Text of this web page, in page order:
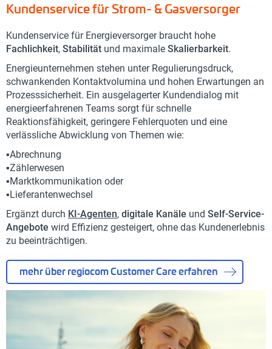
Kundenservice für Strom- & Gasversorger
Kundenservice für Energieversorger braucht hohe
Fachlichkeit, Stabilität und maximale Skalierbarkeit.
Energieunternehmen stehen unter Regulierungsdruck,
schwankenden Kontaktvolumina und hohen Erwartungen an
Prozesssicherheit. Ein ausgelagerter Kundendialog mit
energieerfahrenen Teams sorgt für schnelle
Reaktionsfähigkeit, geringere Fehlerquoten und eine
verlässliche Abwicklung von Themen wie:
▪️Abrechnung
▪️Zählerwesen
▪️Marktkommunikation oder
▪️Lieferantenwechsel
Ergänzt durch KI-Agenten, digitale Kanäle und Self-Service-
Angebote wird Effizienz gesteigert, ohne das Kundenerlebnis
zu beeinträchtigen.
mehr über regiocom Customer Care erfahren